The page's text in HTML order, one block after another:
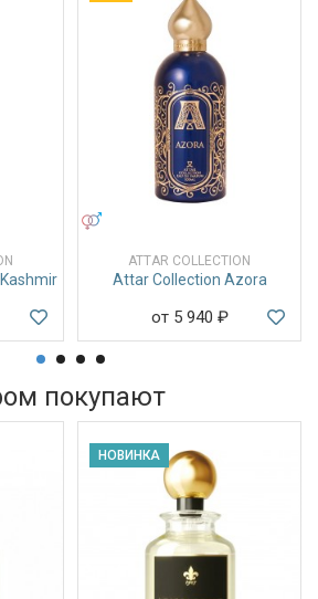
ATTAR COLLECTION
Attar Collection Azora
от 5 940 ₽
покупают
НОВИНКА